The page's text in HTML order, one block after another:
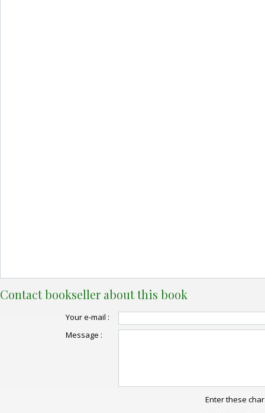
Contact bookseller about this book
Your e-mail :
Message :
Enter these